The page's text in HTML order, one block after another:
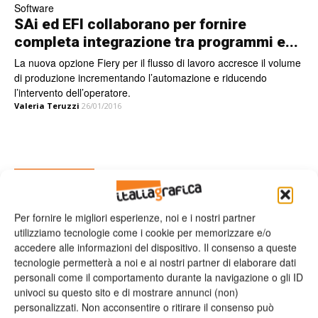
Per fornire le migliori esperienze, noi e i nostri partner
utilizziamo tecnologie come i cookie per memorizzare e/o
accedere alle informazioni del dispositivo. Il consenso a queste
tecnologie permetterà a noi e ai nostri partner di elaborare dati
personali come il comportamento durante la navigazione o gli ID
univoci su questo sito e di mostrare annunci (non)
personalizzati. Non acconsentire o ritirare il consenso può
Software
SAi ed EFI collaborano per fornire
completa integrazione tra programmi e...
La nuova opzione Fiery per il flusso di lavoro accresce il volume
di produzione incrementando l’automazione e riducendo
l’intervento dell’operatore.
Valeria Teruzzi 26/01/2016